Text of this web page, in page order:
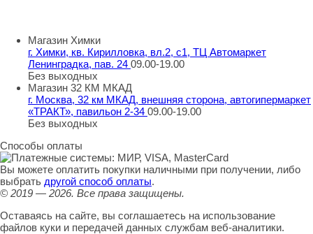
Магазин Химки
г. Химки, кв. Кирилловка, вл.2, с1, ТЦ Автомаркет
Ленинградка, пав. 24 09.00-19.00
Без выходных
Магазин 32 КМ МКАД
г. Москва, 32 км МКАД, внешняя сторона, автогипермаркет
«ТРАКТ», павильон 2-34 09.00-19.00
Без выходных
Способы оплаты
Вы можете оплатить покупки наличными при получении, либо
выбрать другой способ оплаты.
© 2019 — 2026. Все права защищены.
Оставаясь на сайте, вы соглашаетесь на использование
файлов куки и передачей данных службам веб-аналитики.